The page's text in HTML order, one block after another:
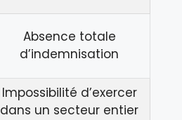
Absence totale
d’indemnisation
Impossibilité d’exercer
dans un secteur entier